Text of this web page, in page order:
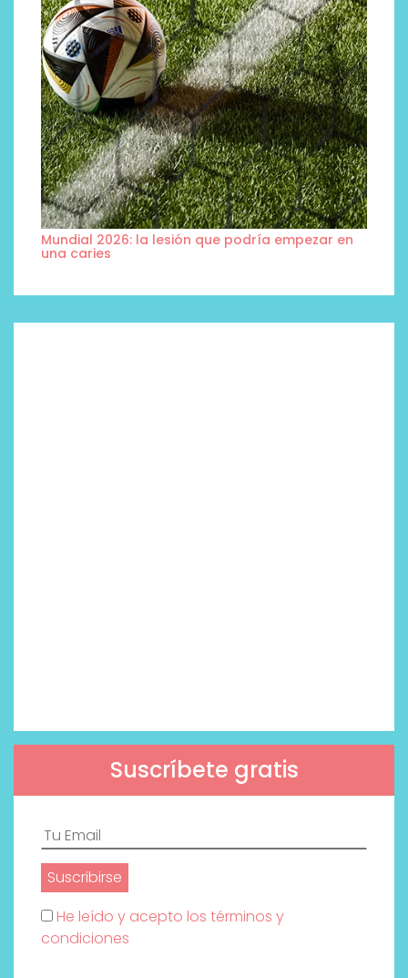
Mundial 2026: la lesión que podría empezar en
una caries
Suscríbete gratis
He leído y acepto los términos y
condiciones